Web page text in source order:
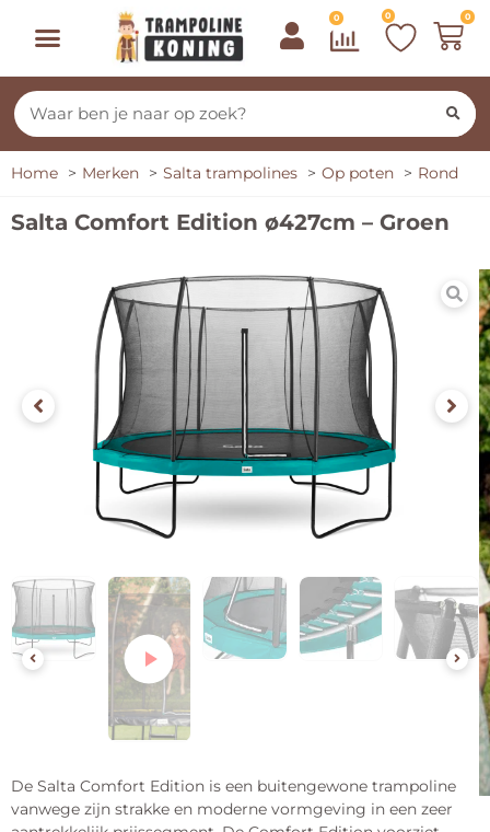
0 0 0
Home Merken Salta trampolines Op poten Rond
Salta Comfort Edition ø427cm – Groen
De Salta Comfort Edition is een buitengewone trampoline
vanwege zijn strakke en moderne vormgeving in een zeer